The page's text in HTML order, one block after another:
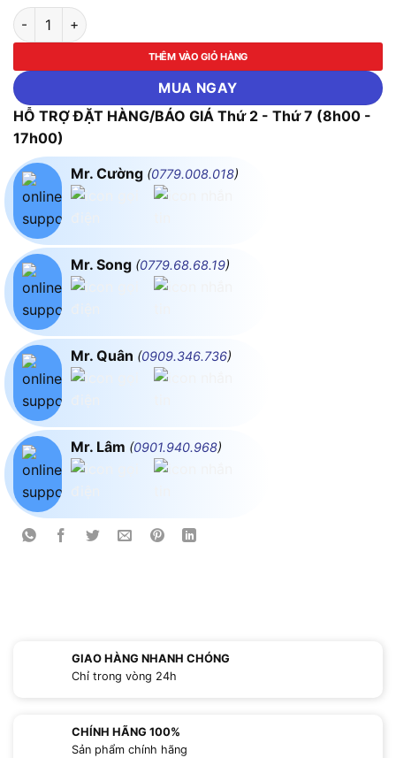
Máy cưa lọng Bosch GST 700 số lượng
THÊM VÀO GIỎ HÀNG
MUA NGAY
HỖ TRỢ ĐẶT HÀNG/BÁO GIÁ Thứ 2 - Thứ 7 (8h00 -
17h00)
Mr. Cường (0779.008.018)
Mr. Song (0779.68.68.19)
Mr. Quân (0909.346.736)
Mr. Lâm (0901.940.968)
GIAO HÀNG NHANH CHÓNG
Chỉ trong vòng 24h
CHÍNH HÃNG 100%
Sản phẩm chính hãng